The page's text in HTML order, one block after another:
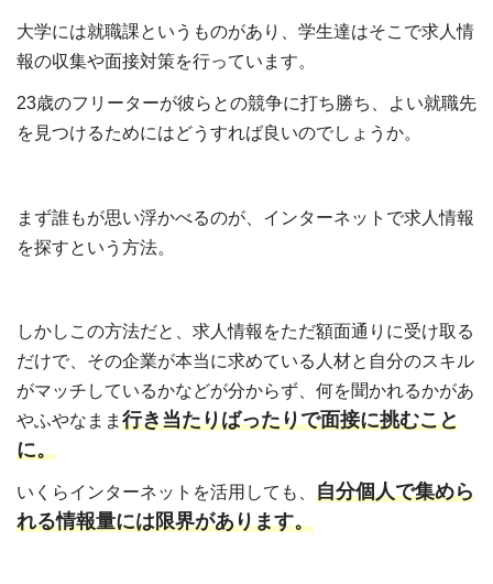
大学には就職課というものがあり、学生達はそこで求人情
報の収集や面接対策を行っています。
23歳のフリーターが彼らとの競争に打ち勝ち、よい就職先
を見つけるためにはどうすれば良いのでしょうか。
まず誰もが思い浮かべるのが、インターネットで求人情報
を探すという方法。
しかしこの方法だと、求人情報をただ額面通りに受け取る
だけで、その企業が本当に求めている人材と自分のスキル
がマッチしているかなどが分からず、何を聞かれるかがあ
やふやなまま 行き当たりばったりで面接に挑むこと
に。
いくらインターネットを活用しても、 自分個人で集めら
れる情報量には限界があります。